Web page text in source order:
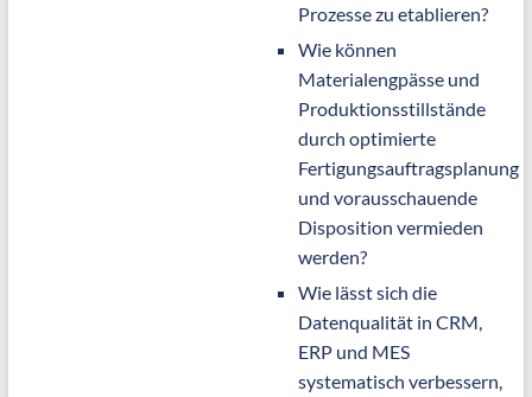
Prozesse zu etablieren?
Wie können
Materialengpässe und
Produktionsstillstände
durch optimierte
Fertigungsauftragsplanung
und vorausschauende
Disposition vermieden
werden?
Wie lässt sich die
Datenqualität in CRM,
ERP und MES
systematisch verbessern,